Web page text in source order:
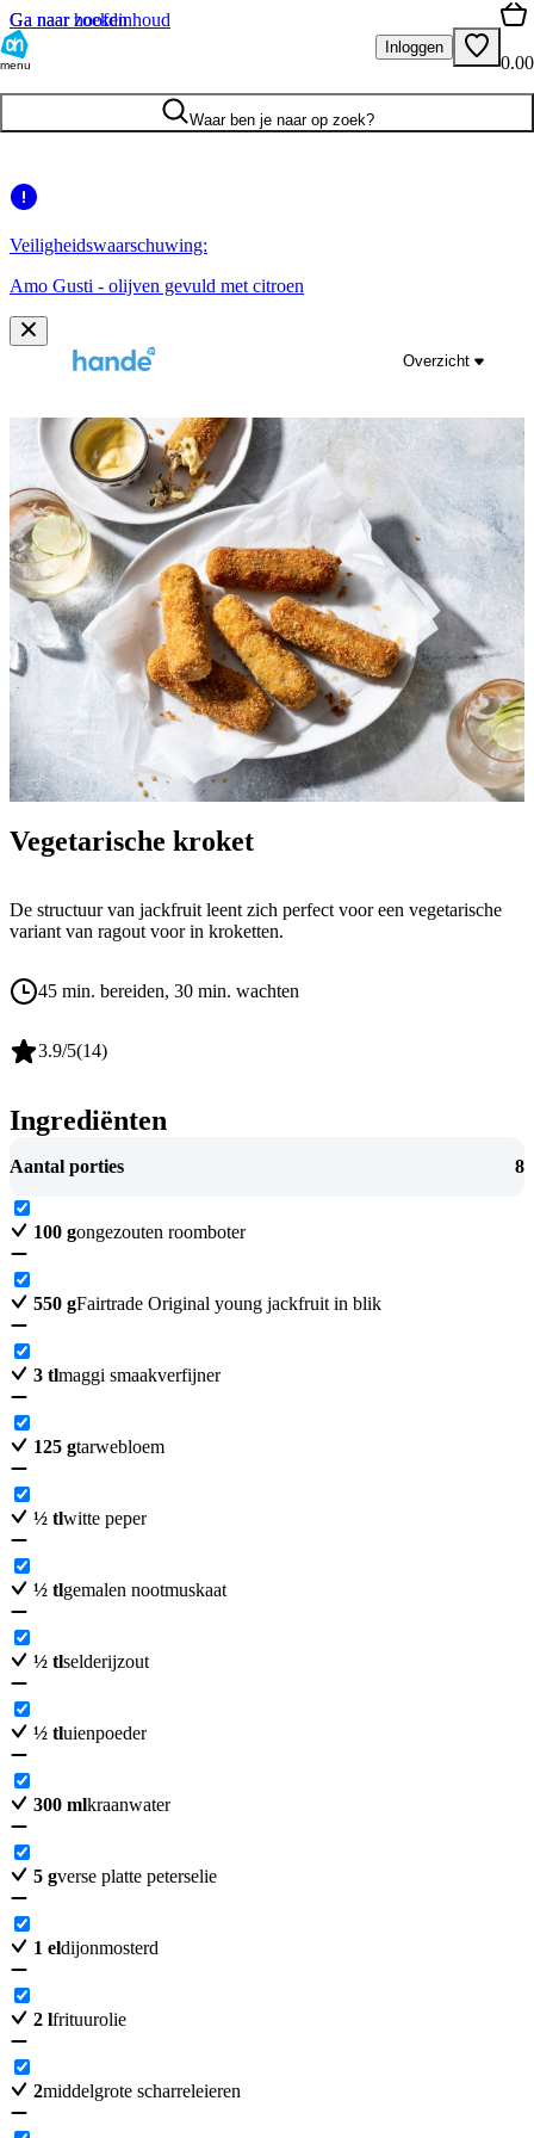
Ga naar hoofdinhoud
Ga naar zoeken
menu
Inloggen
0.00
Waar ben je naar op zoek?
Veiligheidswaarschuwing:
Amo Gusti - olijven gevuld met citroen
Overzicht
Vegetarische kroket
De structuur van jackfruit leent zich perfect voor een vegetarische
variant van ragout voor in kroketten.
45 min. bereiden, 30 min. wachten
3.9/5(14)
Ingrediënten
Aantal porties 8
100 gongezouten roomboter
550 gFairtrade Original young jackfruit in blik
3 tlmaggi smaakverfijner
125 gtarwebloem
½ tlwitte peper
½ tlgemalen nootmuskaat
½ tlselderijzout
½ tluienpoeder
300 mlkraanwater
5 gverse platte peterselie
1 eldijonmosterd
2 lfrituurolie
2middelgrote scharreleieren